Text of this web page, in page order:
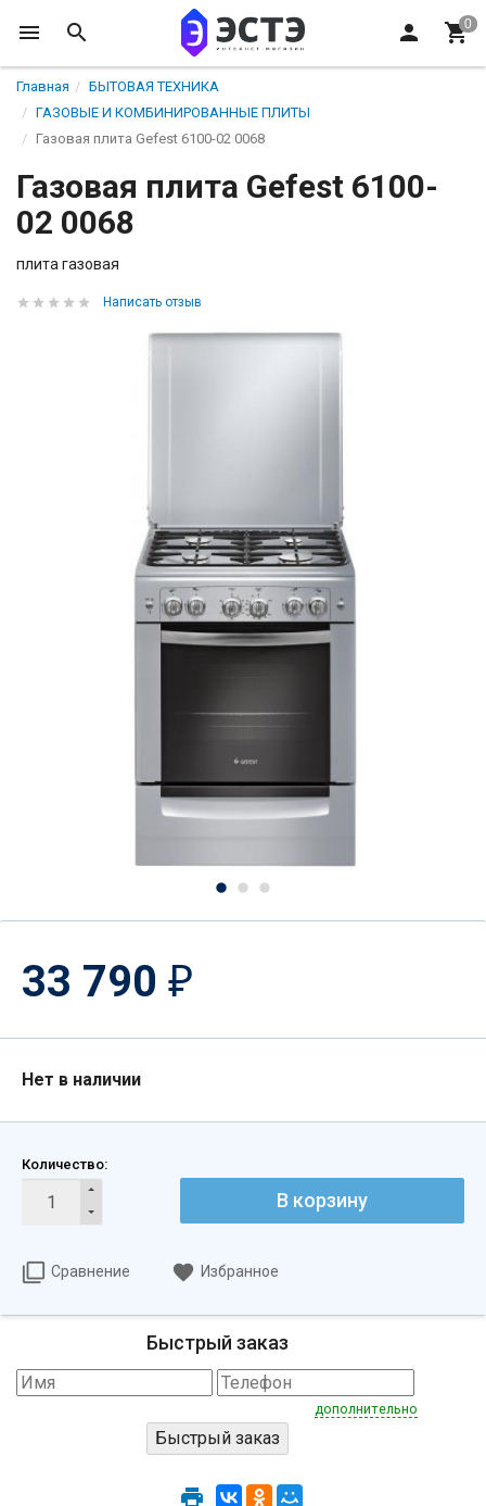
Главная
БЫТОВАЯ ТЕХНИКА
ГАЗОВЫЕ И КОМБИНИРОВАННЫЕ ПЛИТЫ
Газовая плита Gefest 6100-02 0068
Газовая плита Gefest 6100-
02 0068
плита газовая
Написать отзыв
33 790 ₽
Нет в наличии
Количество:
В корзину
Сравнение Избранное
Быстрый заказ
дополнительно